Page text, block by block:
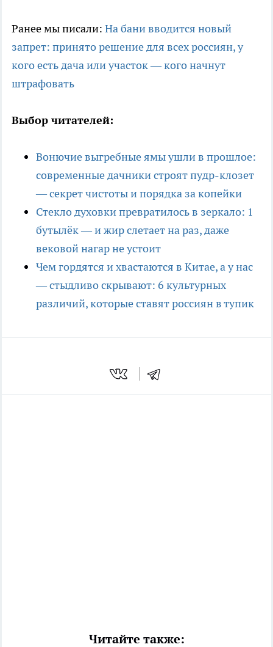
Ранее мы писали: На бани вводится новый
запрет: принято решение для всех россиян, у
кого есть дача или участок — кого начнут
штрафовать
Выбор читателей:
Вонючие выгребные ямы ушли в прошлое:
современные дачники строят пудр-клозет
— секрет чистоты и порядка за копейки
Стекло духовки превратилось в зеркало: 1
бутылёк — и жир слетает на раз, даже
вековой нагар не устоит
Чем гордятся и хвастаются в Китае, а у нас
— стыдливо скрывают: 6 культурных
различий, которые ставят россиян в тупик
Читайте также: